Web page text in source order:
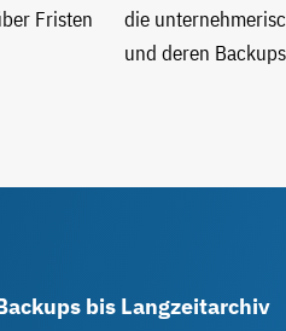
Fristen
die
und deren
bis Langzeitarchiv